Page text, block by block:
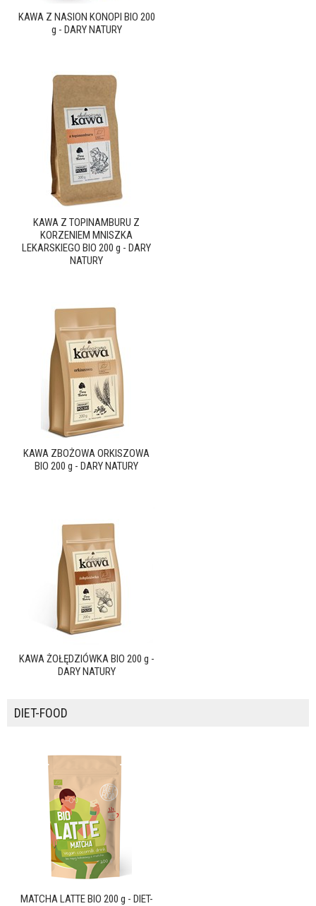
KAWA Z NASION KONOPI BIO 200
g - DARY NATURY
KAWA Z TOPINAMBURU Z
KORZENIEM MNISZKA
LEKARSKIEGO BIO 200 g - DARY
NATURY
KAWA ZBOŻOWA ORKISZOWA
BIO 200 g - DARY NATURY
KAWA ŻOŁĘDZIÓWKA BIO 200 g -
DARY NATURY
DIET-FOOD
MATCHA LATTE BIO 200 g - DIET-